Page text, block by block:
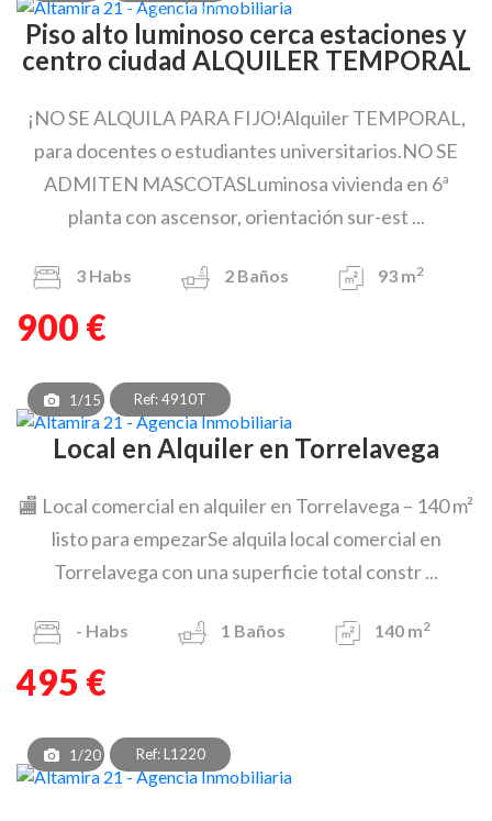
PAT_D_1628_2
Piso alto luminoso cerca estaciones y
centro ciudad ALQUILER TEMPORAL
¡NO SE ALQUILA PARA FIJO!Alquiler TEMPORAL,
para docentes o estudiantes universitarios.NO SE
ADMITEN MASCOTASLuminosa vivienda en 6ª
planta con ascensor, orientación sur-est ...
3 Habs 2 Baños 93 m2
900 €
1/15 Ref: 4910T
Local en Alquiler en Torrelavega
🏬 Local comercial en alquiler en Torrelavega – 140 m²
listo para empezarSe alquila local comercial en
Torrelavega con una superficie total constr ...
- Habs 1 Baños 140 m2
495 €
1/20 Ref: L1220